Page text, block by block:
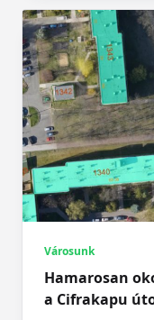
Városunk
Hamarosan
a Cifrakapu